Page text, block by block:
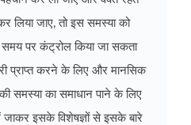
लिया जाए, तो इस समस्या को
पर कंट्रोल किया जा सकता
प्राप्त करने के लिए और मानसिक
समस्या का समाधान पाने के लिए
इसके विशेषज्ञों से इसके बारे